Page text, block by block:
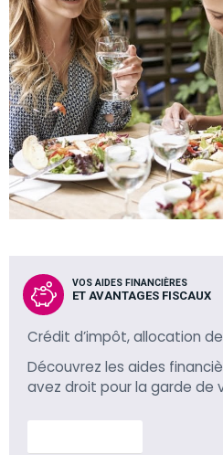
VOS AIDES FINANCIÈRES
ET AVANTAGES FISCAUX
Crédit d’impôt, allocation de
Découvrez les aides
avez droit pour la garde de